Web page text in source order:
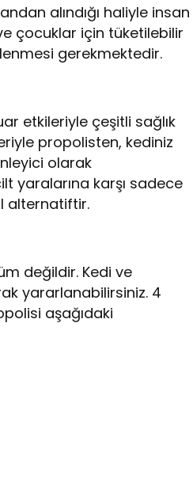
alındığı haliyle insan
çocuklar için tüketilebilir
gerekmektedir.
etkileriyle çeşitli sağlık
propolisten, kediniz
olarak
yaralarına karşı sadece
alternatiftir.
değildir. Kedi ve
yararlanabilirsiniz. 4
aşağıdaki